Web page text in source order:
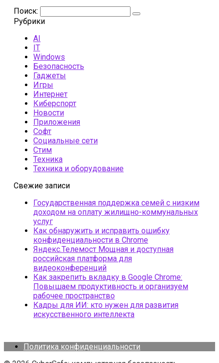
Поиск:
Рубрики
AI
IT
Windows
Безопасность
Гаджеты
Игры
Интернет
Киберспорт
Новости
Приложения
Софт
Социальные сети
Стим
Техника
Техника и оборудование
Свежие записи
Государственная поддержка семей с низким
доходом на оплату жилищно-коммунальных
услуг
Как обнаружить и исправить ошибку
конфиденциальности в Chrome
Яндекс.Телемост Мощная и доступная
российская платформа для
видеоконференций
Как закрепить вкладку в Google Chrome:
Повышаем продуктивность и организуем
рабочее пространство
Кадры для ИИ: кто нужен для развития
искусственного интеллекта
Политика конфиденциальности